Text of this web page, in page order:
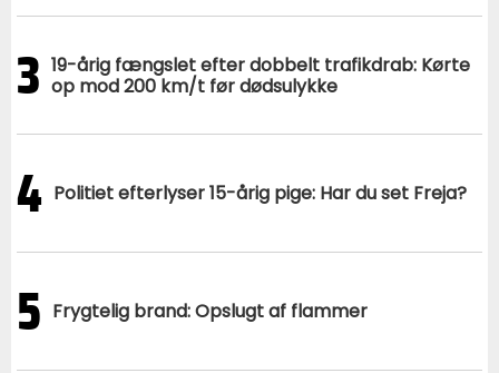
3 19-årig fængslet efter dobbelt trafikdrab: Kørte
op mod 200 km/t før dødsulykke
4 Politiet efterlyser 15-årig pige: Har du set Freja?
5 Frygtelig brand: Opslugt af flammer